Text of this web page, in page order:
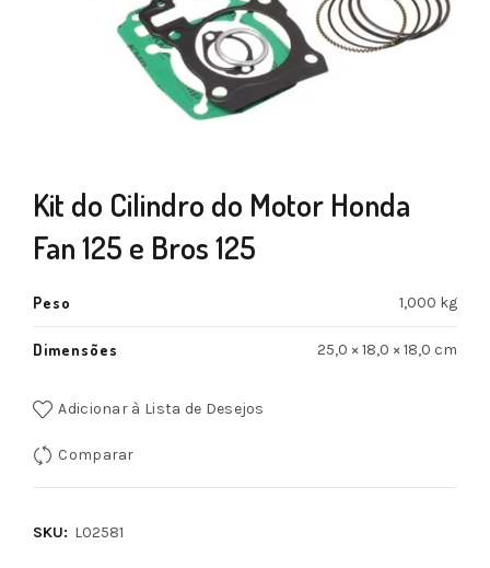
Kit do Cilindro do Motor Honda
Fan 125 e Bros 125
Peso 1,000 kg
Dimensões 25,0 × 18,0 × 18,0 cm
Adicionar à Lista de Desejos
Comparar
SKU: L02581